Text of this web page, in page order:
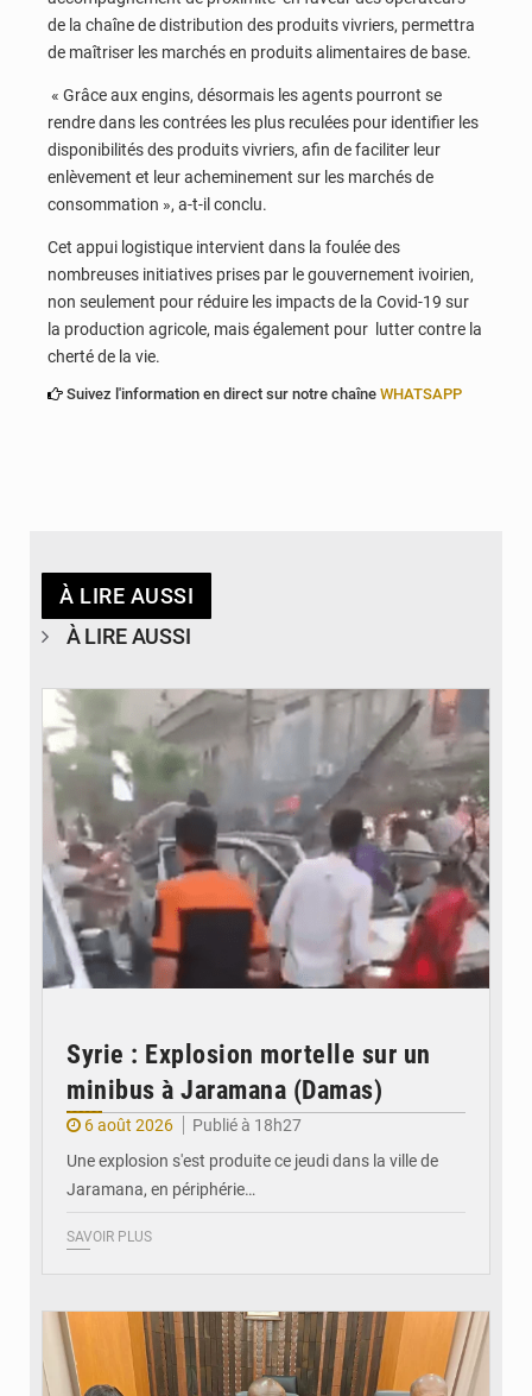
de la chaîne de distribution des produits vivriers, permettra
de maîtriser les marchés en produits alimentaires de base.
« Grâce aux engins, désormais les agents pourront se
rendre dans les contrées les plus reculées pour identifier les
disponibilités des produits vivriers, afin de faciliter leur
enlèvement et leur acheminement sur les marchés de
consommation », a-t-il conclu.
Cet appui logistique intervient dans la foulée des
nombreuses initiatives prises par le gouvernement ivoirien,
non seulement pour réduire les impacts de la Covid-19 sur
la production agricole, mais également pour lutter contre la
cherté de la vie.
Suivez l'information en direct sur notre chaîne WHATSAPP
À LIRE AUSSI
À LIRE AUSSI
Syrie : Explosion mortelle sur un
minibus à Jaramana (Damas)
6 août 2026
Publié à 18h27
Une explosion s'est produite ce jeudi dans la ville de
Jaramana, en périphérie…
SAVOIR PLUS